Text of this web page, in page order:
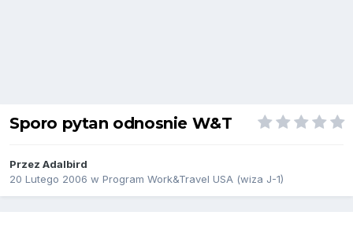
Sporo pytan odnosnie W&T
Przez Adalbird
20 Lutego 2006 w Program Work&Travel USA (wiza J-1)